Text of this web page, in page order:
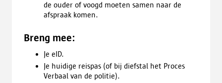
de ouder of voogd moeten samen naar de
afspraak komen.
Breng mee:
Je eID.
Je huidige reispas (of bij diefstal het Proces
Verbaal van de politie).